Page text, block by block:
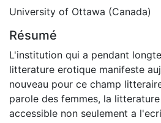
University of Ottawa (Canada)
Résumé
L'institution qui a pendant
litterature erotique manifeste
nouveau pour ce champ
parole des femmes, la
accessible non seulement a